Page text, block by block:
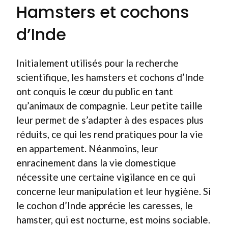
Hamsters et cochons
d’Inde
Initialement utilisés pour la recherche
scientifique, les hamsters et cochons d’Inde
ont conquis le cœur du public en tant
qu’animaux de compagnie. Leur petite taille
leur permet de s’adapter à des espaces plus
réduits, ce qui les rend pratiques pour la vie
en appartement. Néanmoins, leur
enracinement dans la vie domestique
nécessite une certaine vigilance en ce qui
concerne leur manipulation et leur hygiène. Si
le cochon d’Inde apprécie les caresses, le
hamster, qui est nocturne, est moins sociable.